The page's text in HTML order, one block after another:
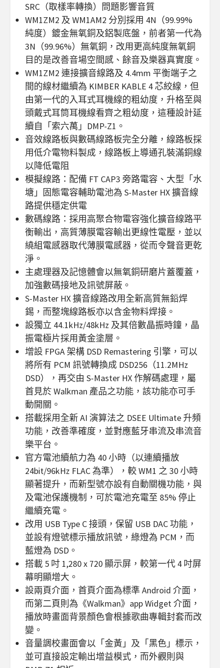
SRC（取樣率轉換）問題影響音質
WM1ZM2 及 WM1AM2 分別採用 4N（99.99%
純度）鍍金無氧銅及鋁製底盤，前者第一代為
3N（99.96%）無氧銅，改用更高純度無氧銅
目的是改善音場空間感、餘音及樂器真實度。
WM1ZM2 連接擴音線路及 4.4mm 平衡端子之
間的線材繼續為 KIMBER KABLE 4 芯絞線，但
由第一代的入耳式耳機線的粗幼度，升格至與
頭戴式耳筒耳機線看齊之粗幼度，這種設計延
續自「索六萬」DMP-Z1。
音效線路板與數碼線路板完全分離，線路板採
用低介電物料製成，線路板上導通孔裝滿銅線
以降低電阻
模擬線路：配備 FT CAP3 旁路電容、大型「水
塘」固態電容輔助電池為 S-Master HX 擴音線
路提供穩定供電
數碼線路：採用高聚合物電容強化擴音線路平
衡輸出，高質薄膜電容輸出更線性電壓，並以
繞組電感器取代薄膜電感器，從而令聲音更乾
淨。
主處理器及記憶體會以無氧銅研磨片蓋覆蓋，
加強數碼接地及訊號屏蔽。
S-Master HX 擴音線路改用全新高質無鉛焊
錫，而整塊線路板亦以含金物料焊接。
設獨立 44.1kHz/48kHz 及其倍數晶振時鐘，晶
振電極片採用黃金塗層。
增設 FPGA 架構 DSD Remastering 引擎，可以
將所有 PCM 訊號轉換成 DSD256（11.2MHz
DSD），再交由 S-Master HX 作解碼處理，屬
首見於 Walkman 產品之功能，該功能亦可手
動開關。
搭載採用全新 AI 演算法之 DSEE Ultimate 升頻
功能，改善準確度，並對應藍牙串流及串流音
樂平台。
官方電池續航力為 40 小時（以連續播放
24bit/96kHz FLAC 為準），較 WM1 之 30 小時
顯著提升，而新型號亦設有自動關機功能，與
及電池保護機制，可於電池充電至 85% 停止
繼續充電。
改用 USB Type C 接頭，保留 USB DAC 功能，
並設有燈號標示播放訊號，綠燈為 PCM，而
藍燈為 DSD。
搭載 5 吋 1,280 x 720 顯示屏，較第一代 4 吋屏
幕明顯增大。
設兩頁介面，首頁介面為標準 Android 介面，
而第二頁則為《Walkman》app Widget 介面，
播放時畫面背景顏色會根據歌曲專輯封套而改
變。
音量調校畫面會以「金黃」及「黑色」標示，
並可直接設定輸出增益模式，而外觀則與